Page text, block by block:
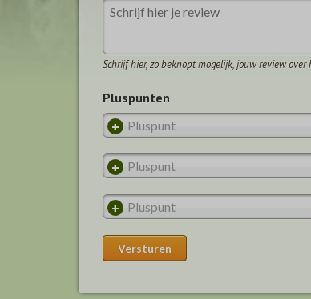
Schrijf hier, zo beknopt mogelijk, jouw review over
Pluspunten